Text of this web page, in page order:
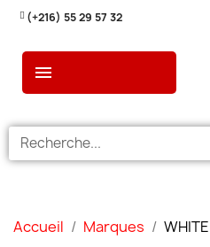
(+216) 55 29 57 32
Accueil Marques